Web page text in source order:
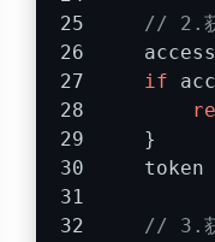
// 2.获
if
    }
token
// 3.获